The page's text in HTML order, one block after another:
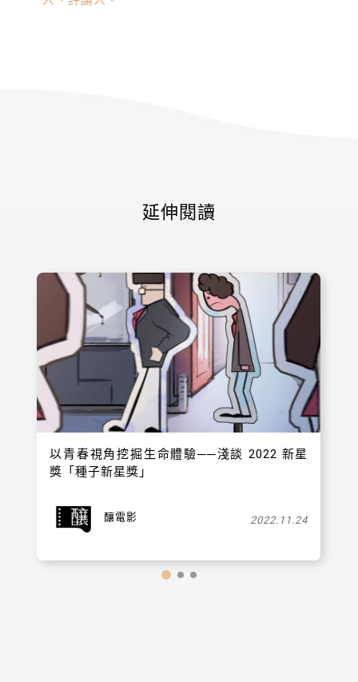
延伸閱讀
以青春視角挖掘生命體驗──淺談 2022 新星
獎「種子新星獎」
釀電影 2022.11.24